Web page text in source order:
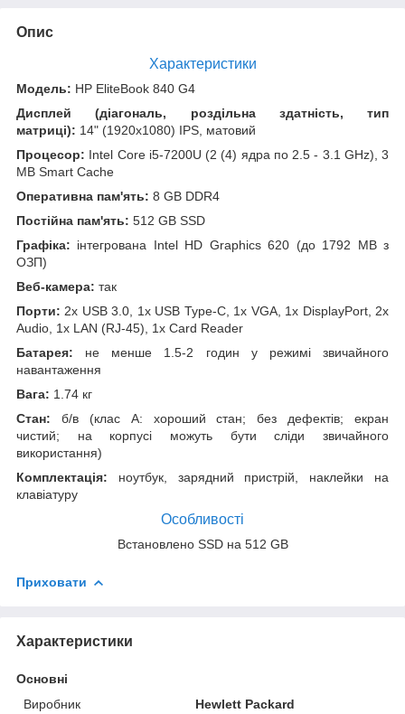
Опис
Характеристики
Модель: HP EliteBook 840 G4
Дисплей (діагональ, роздільна здатність, тип
матриці): 14" (1920x1080) IPS, матовий
Процесор: Intel Core i5-7200U (2 (4) ядра по 2.5 - 3.1 GHz), 3
MB Smart Cache
Оперативна пам'ять: 8 GB DDR4
Постійна пам'ять: 512 GB SSD
Графіка: інтегрована Intel HD Graphics 620 (до 1792 MB з
ОЗП)
Веб-камера: так
Порти: 2x USB 3.0, 1x USB Type-C, 1x VGA, 1x DisplayPort, 2x
Audio, 1x LAN (RJ-45), 1x Card Reader
Батарея: не менше 1.5-2 годин у режимі звичайного
навантаження
Вага: 1.74 кг
Стан: б/в (клас А: хороший стан; без дефектів; екран
чистий; на корпусі можуть бути сліди звичайного
використання)
Комплектація: ноутбук, зарядний пристрій, наклейки на
клавіатуру
Особливості
Встановлено SSD на 512 GB
Приховати
Характеристики
Основні
Виробник
Hewlett Packard